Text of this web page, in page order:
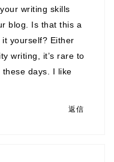
writing skills
blog. Is that this a
yourself? Either
writing, it’s rare to
days. I like
返信